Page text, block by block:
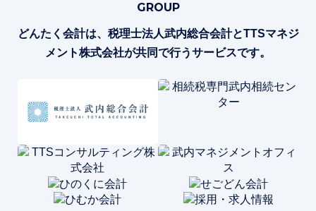
GROUP
どんたく会計は、税理士法人武内総合会計とTTSマネジ
メント株式会社が共同で行うサービスです。